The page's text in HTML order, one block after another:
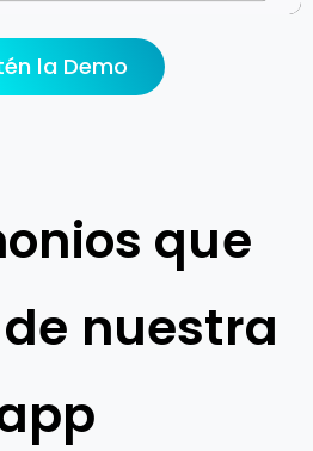
la Demo
que
nuestra